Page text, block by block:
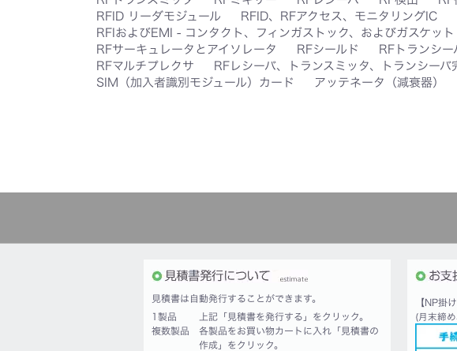
RFID リーダモジュール
RFID、RFアクセス、モニタリングIC
RFIおよびEMI - コンタクト、フィンガストック、およびガスケット
RFサーキュレータとアイソレータ
RFシールド RFトランシー
RFマルチプレクサ
RFレシーバ、トランスミッタ、トランシーバ
SIM（加入者識別モジュール）カード
アッテネータ（減衰器）
見積書は自動発行することができます。
1製品
上記「見積書を発行する」をクリック。
複数製品
各製品をお買い物カートに入れ「見積書の
作成」をクリック。
【NP掛
(月末締